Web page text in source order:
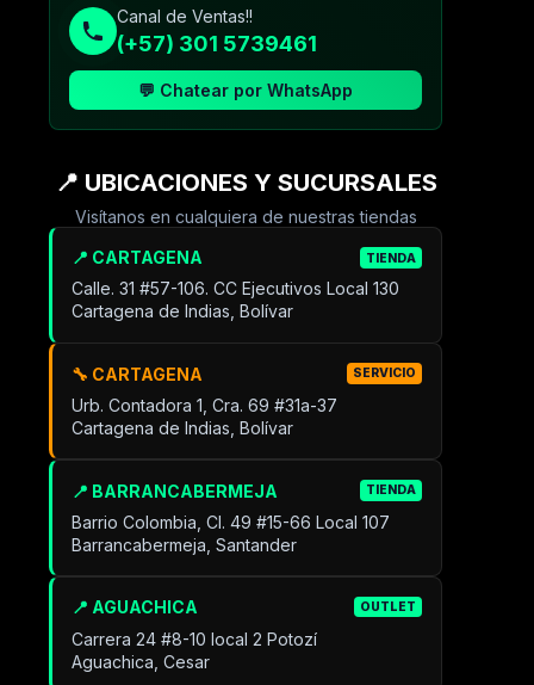
Canal de Ventas!!
(+57) 301 5739461
💬 Chatear por WhatsApp
📍 UBICACIONES Y SUCURSALES
Visítanos en cualquiera de nuestras tiendas
📍 CARTAGENA TIENDA
Calle. 31 #57-106. CC Ejecutivos Local 130
Cartagena de Indias, Bolívar
🔧 CARTAGENA SERVICIO
Urb. Contadora 1, Cra. 69 #31a-37
Cartagena de Indias, Bolívar
📍 BARRANCABERMEJA TIENDA
Barrio Colombia, Cl. 49 #15-66 Local 107
Barrancabermeja, Santander
📍 AGUACHICA OUTLET
Carrera 24 #8-10 local 2 Potozí
Aguachica, Cesar